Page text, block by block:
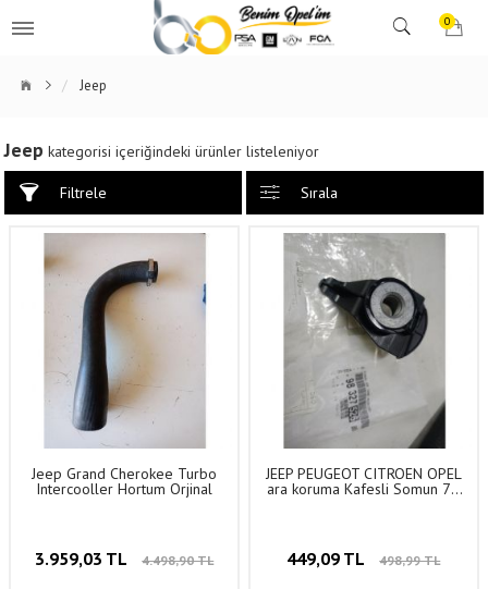
0
Jeep
Jeep kategorisi içeriğindeki ürünler listeleniyor
Filtrele Sırala
Jeep Grand Cherokee Turbo
Intercooller Hortum Orjinal
3.959,03 TL 4.498,90 TL
JEEP PEUGEOT CITROEN OPEL
ara koruma Kafesli Somun 7C
449,09 TL 498,99 TL